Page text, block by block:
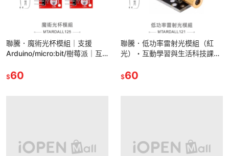
聯騰．魔術光杯模組｜支援
Arduino/micro:bit/樹莓派｜互
$60
聯騰．低功率雷射光模組（紅
光）・互動學習與生活科技課綱
$60